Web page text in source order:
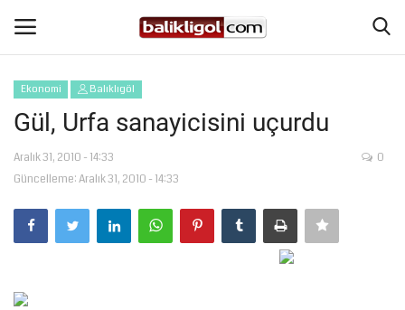
Giriş Yap
Anasayfa
Köşe Yazıları
Şanlıurfa
Ekonomi Balıklıgöl
Gül, Urfa sanayicisini uçurdu
Aralık 31, 2010 - 14:33
Güncelleme: Aralık 31, 2010 - 14:33
0